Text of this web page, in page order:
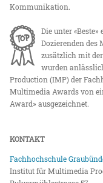
Kommunikation.
Die unter
Dozierenden des
zusätzlich mit
wurden
Production (IMP) der
Multimedia Awards von
Award» ausgezeichnet.
KONTAKT
Fachhochschule
Institut für Multimedia